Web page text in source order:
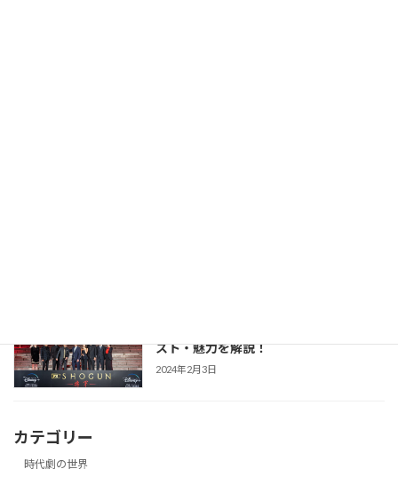
スト・魅力を解説！
2024年2月3日
カテゴリー
時代劇の世界